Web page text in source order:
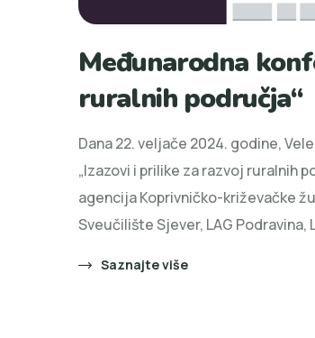
Međunarodna
ruralnih područja“
Dana 22. veljače 2024. godine,
„Izazovi i prilike za razvoj ruralnih
agencija Koprivničko-križevačke
Sveučilište Sjever, LAG Podravina,
Saznajte više